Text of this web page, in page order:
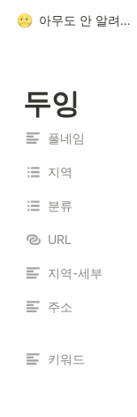
아무도 안 알려줘서 만든 청소년 네트워크 가이드
두잉
풀네임
지역
분류
URL
지역-세부
주소
키워드